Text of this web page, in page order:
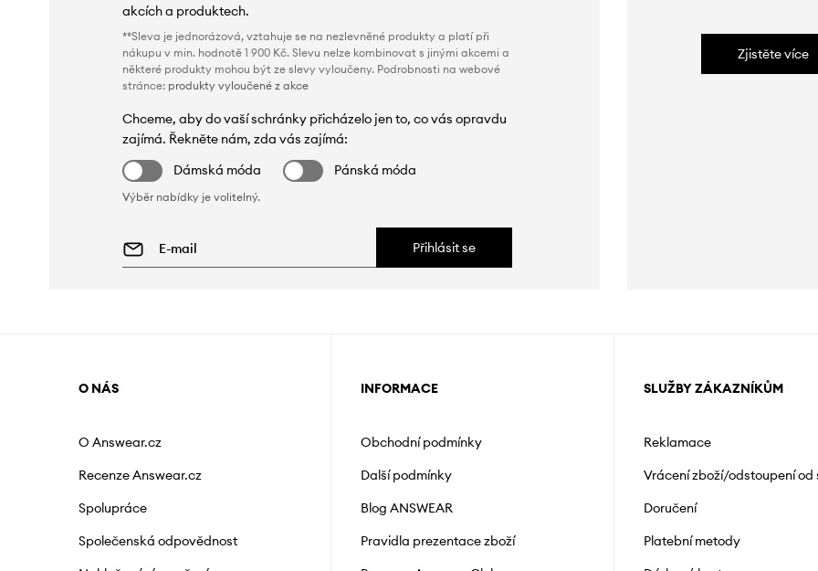
akcích a produktech.
**Sleva je jednorázová, vztahuje se na nezlevněné produkty a platí při
nákupu v min. hodnotě 1 900 Kč. Slevu nelze kombinovat s jinými akcemi a
některé produkty mohou být ze slevy vyloučeny. Podrobnosti na webové
stránce: produkty vyloučené z akce
Chceme, aby do vaší schránky přicházelo jen to, co vás opravdu
zajímá. Řekněte nám, zda vás zajímá:
Dámská móda
Pánská móda
Výběr nabídky je volitelný.
Přihlásit se
Zjistěte více
O NÁS
O Answear.cz
Recenze Answear.cz
Spolupráce
Společenská odpovědnost
INFORMACE
Obchodní podmínky
Další podmínky
Blog ANSWEAR
Pravidla prezentace zboží
SLUŽBY ZÁKAZNÍKŮM
Reklamace
Vrácení zboží/odstoupení od
Doručení
Platební metody